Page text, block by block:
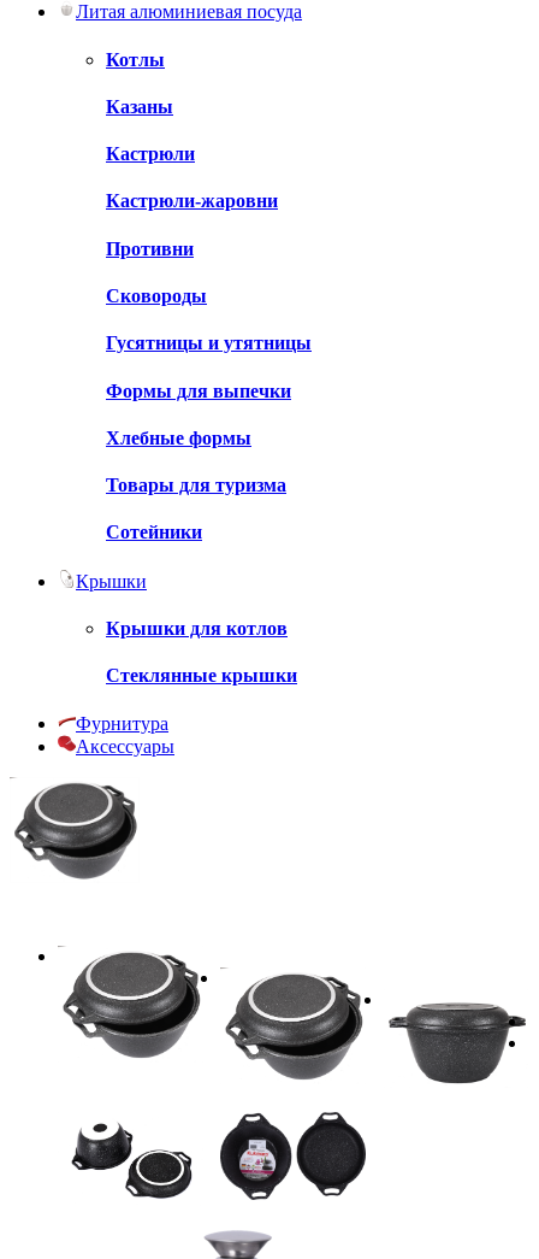
Литая алюминиевая посуда
Котлы
Казаны
Кастрюли
Кастрюли-жаровни
Противни
Сковороды
Гусятницы и утятницы
Формы для выпечки
Хлебные формы
Товары для туризма
Сотейники
Крышки
Крышки для котлов
Стеклянные крышки
Фурнитура
Аксессуары